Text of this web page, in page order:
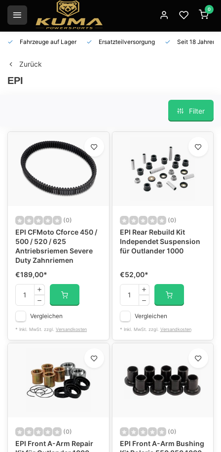
0
Fahrzeuge auf Lager Ersatzteilversorgung Seit 18 Jahren
Zurück
EPI
Filter
(0)
EPI CFMoto Cforce 450 /
500 / 520 / 625
Antriebsriemen Severe
Duty Zahnriemen
€189,00*
Vergleichen
* Inkl. MwSt. zzgl. Versandkosten
(0)
EPI Rear Rebuild Kit
Independet Suspension
für Outlander 1000
€52,00*
Vergleichen
* Inkl. MwSt. zzgl. Versandkosten
(0)
EPI Front A-Arm Repair
(0)
EPI Front A-Arm Bushing